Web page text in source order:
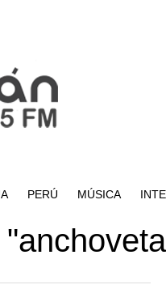
PERÚ MÚSICA